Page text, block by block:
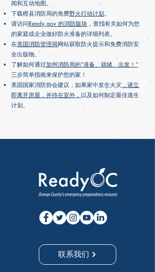
闻和互动地图。
下载橙县消防局的免费野火行动计划。
请访问Ready.gov 的消防版块 ，查找有关如何为您
的家庭或企业做好防火准备的详细列表。
在美国消防管理局网站获取防火提示和免费消防安
全出版物。
了解如何通过加州消防局的“准备、就绪、出发！”
三步简单指南来保护您的家！
美国国家消防协会建议，如果家中发生火灾 ，请立
即离开房屋，并待在室外， 以及如何制定最佳逃生
计划。
联系我们